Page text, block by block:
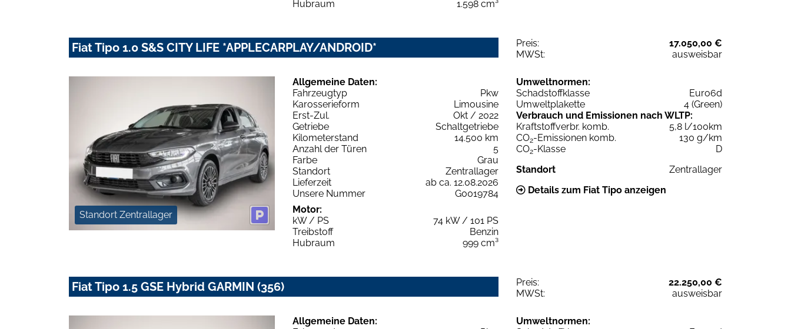
Hubraum
1.598 cm³
Fiat Tipo 1.0 S&S CITY LIFE *APPLECARPLAY/ANDROID* Preis:
17.050,00 €
MWSt:
ausweisbar
Standort Zentrallager
Allgemeine Daten:
Fahrzeugtyp
Pkw
Karosserieform
Limousine
Erst-Zul.
Okt / 2022
Getriebe
Schaltgetriebe
Kilometerstand
14.500 km
Anzahl der Türen
5
Farbe
Grau
Standort
Zentrallager
Lieferzeit
ab ca. 12.08.2026
Unsere Nummer
G0019784
Motor:
kW / PS
74 kW / 101 PS
Treibstoff
Benzin
Hubraum
999 cm³
Umweltnormen:
Schadstoffklasse
Euro6d
Umweltplakette
4 (Green)
Verbrauch und Emissionen nach WLTP:
Kraftstoffverbr. komb.
5,8 l/100km
CO2-Emissionen komb.
130 g/km
CO2-Klasse
D
Standort
Zentrallager
Details zum Fiat Tipo anzeigen
Fiat Tipo 1.5 GSE Hybrid GARMIN (356) Preis:
22.250,00 €
MWSt:
ausweisbar
Allgemeine Daten:
Umweltnormen: